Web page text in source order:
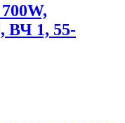
ВЧ 1, 55-